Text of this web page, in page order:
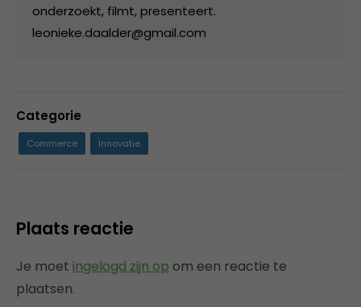
onderzoekt, filmt, presenteert.
leonieke.daalder@gmail.com
Categorie
Commerce Innovatie
Plaats reactie
Je moet ingelogd zijn op om een reactie te
plaatsen.